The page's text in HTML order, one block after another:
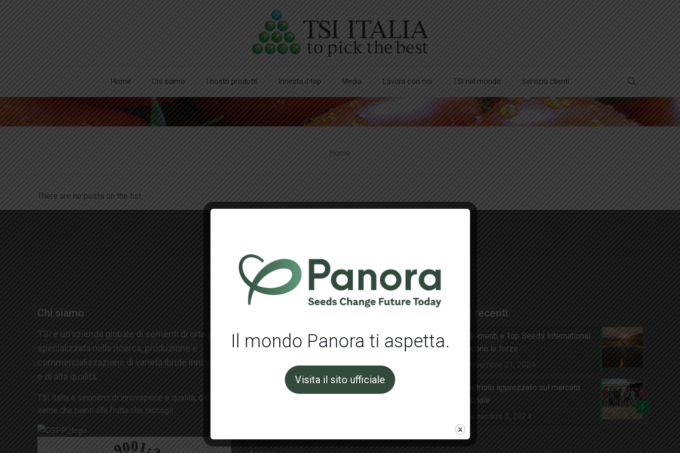
Home Chi siamo I nostri prodotti Innesta il top Media Lavora con noi TSl nel mondo Servizio clienti
Home
There are no posts on the list.
Chi siamo
TSI è un'azienda globale di sementi di ortaggi
specializzata nella ricerca, produzione e
commercializzazione di varietà ibride innovative
e di alta qualità.
TSI Italia è sinonimo di innovazione e qualità, dal
seme che pianti alla frutta che raccogli.
Pomodori
Portainnesti
Post recenti
ISI Sementi e Top Seeds International
uniscono le forze
Novembre 21, 2024
0
Un cetriolo apprezzato sul mercato
nazionale
Settembre 3, 2024
Il mondo Panora ti aspetta.
Visita il sito ufficiale